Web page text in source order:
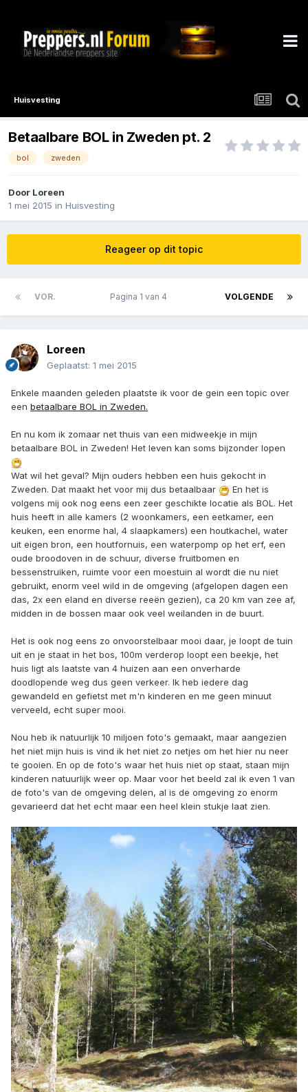
Huisvesting
Betaalbare BOL in Zweden pt. 2
bol zweden
Door Loreen
1 mei 2015 in Huisvesting
Reageer op dit topic
VOR. VOLGENDE
Pagina 1 van 4
Loreen
Geplaatst: 1 mei 2015
Enkele maanden geleden plaatste ik voor de gein een topic over
een betaalbare BOL in Zweden.
En nu kom ik zomaar net thuis van een midweekje in mijn
betaalbare BOL in Zweden! Het leven kan soms bijzonder lopen
Wat wil het geval? Mijn ouders hebben een huis gekocht in
Zweden. Dat maakt het voor mij dus betaalbaar
En het is
volgens mij ook nog eens een zeer geschikte locatie als BOL. Het
huis heeft in alle kamers (2 woonkamers, een eetkamer, een
keuken, een enorme hal, 4 slaapkamers) een houtkachel, water
uit eigen bron, een houtfornuis, een waterpomp op het erf, een
oude broodoven in de schuur, diverse fruitbomen en
bessenstruiken, ruimte voor een moestuin al wordt die nu niet
gebruikt, enorm veel wild in de omgeving (afgelopen dagen een
das, 2x een eland en diverse reeën gezien), ca 20 km van zee af,
midden in de bossen maar ook veel weilanden in de buurt.
Het is ook nog eens zo onvoorstelbaar mooi daar, je loopt de tuin
uit en je staat in het bos, 100m verderop loopt een beekje, het
huis ligt als laatste van 4 huizen aan een onverharde
doodlopende weg dus geen verkeer. Ik heb iedere dag
gewandeld en gefietst met m'n kinderen en me geen minuut
verveeld, echt super mooi.
Nou heb ik natuurlijk 10 miljoen foto's gemaakt, maar aangezien
het niet mijn huis is vind ik het niet zo netjes om het hier nu neer
te gooien. En op de foto's waar het huis niet op staat, staan mijn
kinderen natuurlijk weer op. Maar voor het beeld zal ik even 1 van
de foto's van de omgeving delen, al is de omgeving zo enorm
gevarieerd dat het echt maar een heel klein stukje laat zien.